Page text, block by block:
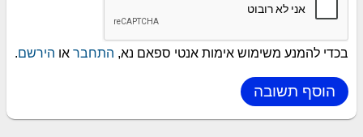
בכדי להמנע משימוש אימות אנטי ספאם נא, התחבר או הירשם.